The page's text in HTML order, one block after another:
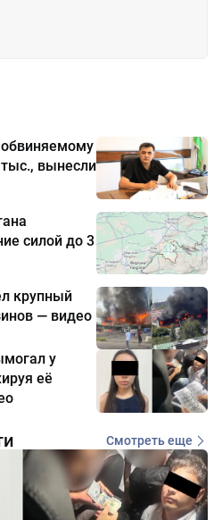
тыс., вынесли
силой до 3
крупный
— видео
у
её
Смотреть еще